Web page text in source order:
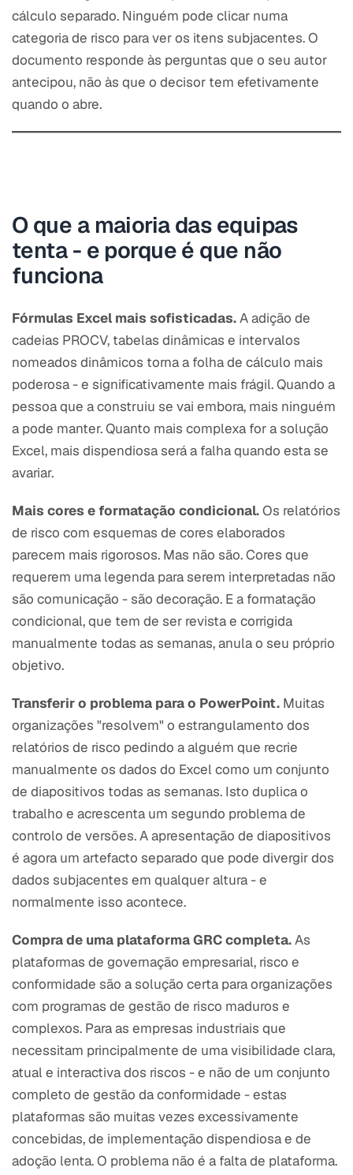
cálculo separado. Ninguém pode clicar numa
categoria de risco para ver os itens subjacentes. O
documento responde às perguntas que o seu autor
antecipou, não às que o decisor tem efetivamente
quando o abre.
O que a maioria das equipas
tenta - e porque é que não
funciona
Fórmulas Excel mais sofisticadas.A adição de
cadeias PROCV, tabelas dinâmicas e intervalos
nomeados dinâmicos torna a folha de cálculo mais
poderosa - e significativamente mais frágil. Quando a
pessoa que a construiu se vai embora, mais ninguém
a pode manter. Quanto mais complexa for a solução
Excel, mais dispendiosa será a falha quando esta se
avariar.
Mais cores e formatação condicional.Os relatórios
de risco com esquemas de cores elaborados
parecem mais rigorosos. Mas não são. Cores que
requerem uma legenda para serem interpretadas não
são comunicação - são decoração. E a formatação
condicional, que tem de ser revista e corrigida
manualmente todas as semanas, anula o seu próprio
objetivo.
Transferir o problema para o PowerPoint. Muitas
organizações "resolvem" o estrangulamento dos
relatórios de risco pedindo a alguém que recrie
manualmente os dados do Excel como um conjunto
de diapositivos todas as semanas. Isto duplica o
trabalho e acrescenta um segundo problema de
controlo de versões. A apresentação de diapositivos
é agora um artefacto separado que pode divergir dos
dados subjacentes em qualquer altura - e
normalmente isso acontece.
Compra de uma plataforma GRC completa.As
plataformas de governação empresarial, risco e
conformidade são a solução certa para organizações
com programas de gestão de risco maduros e
complexos. Para as empresas industriais que
necessitam principalmente de uma visibilidade clara,
atual e interactiva dos riscos - e não de um conjunto
completo de gestão da conformidade - estas
plataformas são muitas vezes excessivamente
concebidas, de implementação dispendiosa e de
adoção lenta. O problema não é a falta de plataforma.